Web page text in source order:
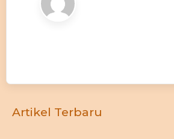
Artikel Terbaru